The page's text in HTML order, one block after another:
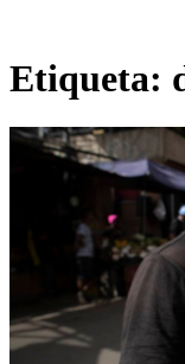
Etiqueta: